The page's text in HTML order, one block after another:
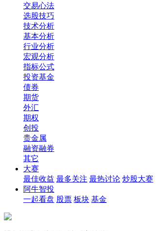
交易心法
选股技巧
技术分析
基本分析
行业分析
宏观分析
指标公式
投资基金
债券
期货
外汇
期权
创投
贵金属
融资融券
其它
大赛
最佳收益 最多关注 最热讨论 炒股大赛
阿牛智投
一起看盘 股票 板块 基金